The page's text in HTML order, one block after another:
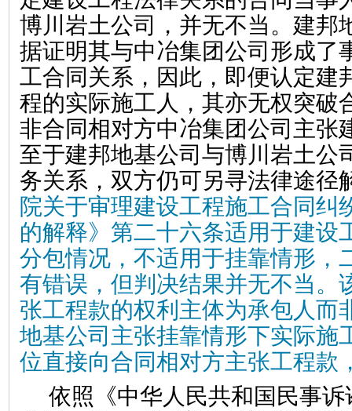
博川岩土公司，并无不当。建邦
据证明其与中冶集团公司形成了
工合同关系，因此， 即便认定建
程的实际施工人，其亦无权突破
非合同相对方中冶集团公司主张
至于建邦地基公司与博川岩土公
务关系，双方仍可另寻法律途径
院关于审理建设工程施工合同纠
的解释》第二十六条适用于建设
分包情况，不适用于挂靠情形，
有错误，但判决结果并无不当。
张工程款的权利主体为承包人而
地基公司主张挂靠情形下实际施
位直接向合同相对方主张工程款
依照《中华人民共和国民事